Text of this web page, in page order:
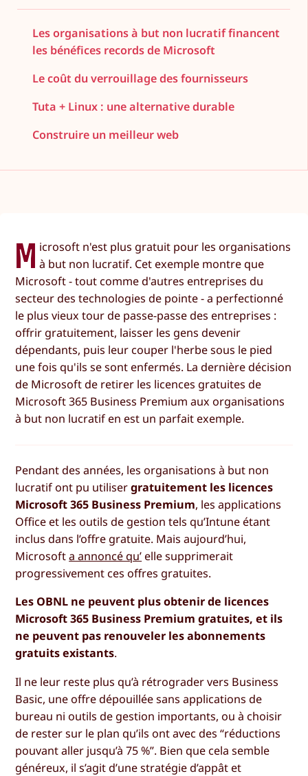
Les organisations à but non lucratif financent
les bénéfices records de Microsoft
Le coût du verrouillage des fournisseurs
Tuta + Linux : une alternative durable
Construire un meilleur web
M icrosoft n'est plus gratuit pour les organisations
à but non lucratif. Cet exemple montre que
Microsoft - tout comme d'autres entreprises du
secteur des technologies de pointe - a perfectionné
le plus vieux tour de passe-passe des entreprises :
offrir gratuitement, laisser les gens devenir
dépendants, puis leur couper l'herbe sous le pied
une fois qu'ils se sont enfermés. La dernière décision
de Microsoft de retirer les licences gratuites de
Microsoft 365 Business Premium aux organisations
à but non lucratif en est un parfait exemple.
Pendant des années, les organisations à but non
lucratif ont pu utilisergratuitement les licences
Microsoft 365 Business Premium, les applications
Office et les outils de gestion tels qu’Intune étant
inclus dans l’offre gratuite. Mais aujourd’hui,
Microsofta annoncé qu’ elle supprimerait
progressivement ces offres gratuites.
Les OBNL ne peuvent plus obtenir de licences
Microsoft 365 Business Premium gratuites, et ils
ne peuvent pas renouveler les abonnements
gratuits existants.
Il ne leur reste plus qu’à rétrograder vers Business
Basic, une offre dépouillée sans applications de
bureau ni outils de gestion importants, ou à choisir
de rester sur le plan qu’ils ont avec des “réductions
pouvant aller jusqu’à 75 %”. Bien que cela semble
généreux, il s’agit d’une stratégie d’appât et